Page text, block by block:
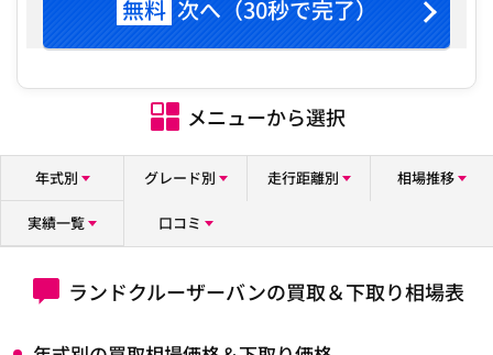
無料 次へ（30秒で完了）
メニューから選択
年式別 グレード別 走行距離別 相場推移
実績一覧 口コミ
ランドクルーザーバンの買取＆下取り相場表